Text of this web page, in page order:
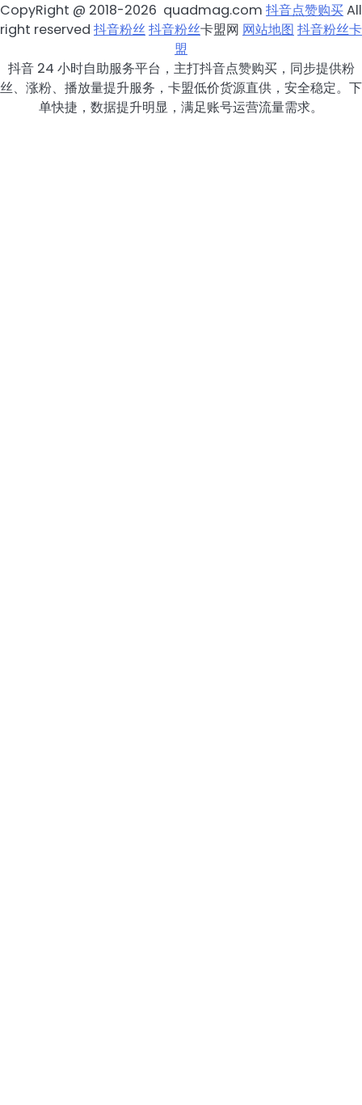
CopyRight @ 2018-2026 quadmag.com 抖音点赞购买All
right reserved 抖音粉丝抖音粉丝卡盟网 网站地图 抖音粉丝卡
盟
抖音 24 小时自助服务平台，主打抖音点赞购买，同步提供粉
丝、涨粉、播放量提升服务，卡盟低价货源直供，安全稳定。下
单快捷，数据提升明显，满足账号运营流量需求。